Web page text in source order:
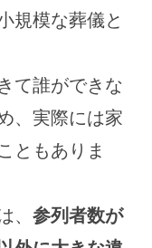
規模な葬儀と
て誰ができな
、実際には家
ともありま
、 参列者数が